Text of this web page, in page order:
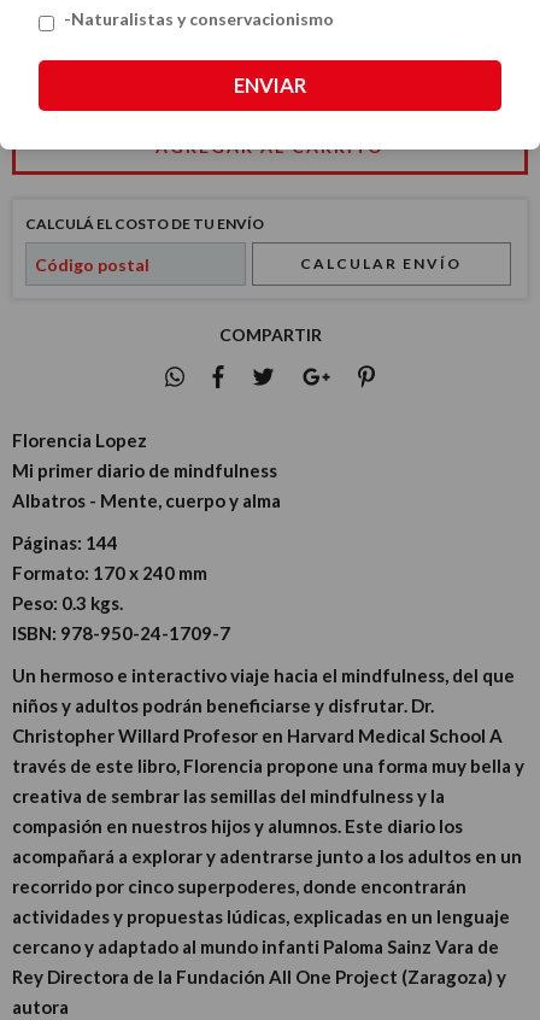
CALCULÁ EL COSTO DE TU ENVÍO
CALCULAR ENVÍO
COMPARTIR
Florencia Lopez
Mi primer diario de mindfulness
Albatros - Mente, cuerpo y alma
Páginas: 144
Formato: 170 x 240 mm
Peso: 0.3 kgs.
ISBN: 978-950-24-1709-7
Un hermoso e interactivo viaje hacia el mindfulness, del que
niños y adultos podrán beneficiarse y disfrutar. Dr.
Christopher Willard Profesor en Harvard Medical School A
través de este libro, Florencia propone una forma muy bella y
creativa de sembrar las semillas del mindfulness y la
compasión en nuestros hijos y alumnos. Este diario los
acompañará a explorar y adentrarse junto a los adultos en un
recorrido por cinco superpoderes, donde encontrarán
actividades y propuestas lúdicas, explicadas en un lenguaje
cercano y adaptado al mundo infanti Paloma Sainz Vara de
Rey Directora de la Fundación All One Project (Zaragoza) y
autora
-Naturalistas y conservacionismo
ENVIAR